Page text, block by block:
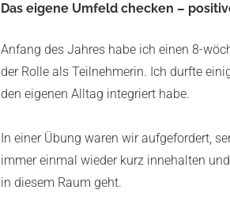
Das eigene Umfeld checken –
Anfang des Jahres habe ich einen 8-
der Rolle als Teilnehmerin. Ich durfte
den eigenen Alltag integriert habe.
In einer Übung waren wir aufgefordert,
immer einmal wieder kurz innehalten
in diesem Raum geht.